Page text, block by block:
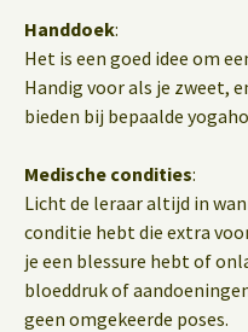
Handdoek:
Het is een goed idee om
Handig voor als je zweet,
bieden bij bepaalde
Medische condities:
Licht de leraar altijd in
conditie hebt die extra
je een blessure hebt of
bloeddruk of
geen omgekeerde poses.